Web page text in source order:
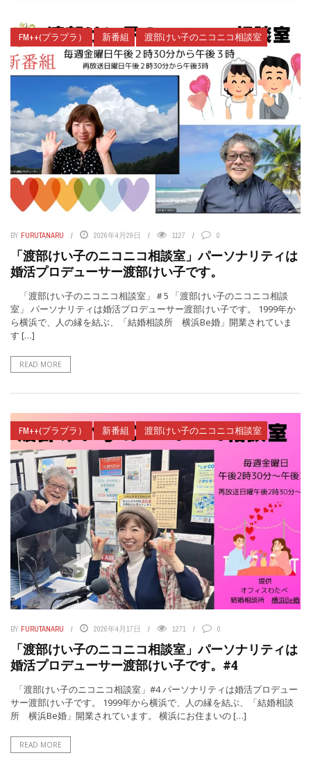
FM++(プラプラ） 新番組 渡部けい子のニコニコ相談室
BY FURUTANARU 2026年4月29日 1127 0
「渡部けい子のニコニコ相談室」パーソナリティは
婚活プロデューサー渡部けい子です。
「渡部けい子のニコニコ相談室」＃5 「渡部けい子のニコニコ相談
室」 パーソナリティは婚活プロデューサー渡部けい子です。 1999年か
ら横浜で、人の縁を結ぶ、「結婚相談所 横浜Be婚」開業されていま
す […]
READ MORE
FM++(プラプラ） 新番組 渡部けい子のニコニコ相談室
BY FURUTANARU 2026年4月17日 1271 0
「渡部けい子のニコニコ相談室」パーソナリティは
婚活プロデューサー渡部けい子です。#4
「渡部けい子のニコニコ相談室」#4 パーソナリティは婚活プロデュー
サー渡部けい子です。 1999年から横浜で、人の縁を結ぶ、「結婚相談
所 横浜Be婚」開業されています。 横浜にお住まいの […]
READ MORE